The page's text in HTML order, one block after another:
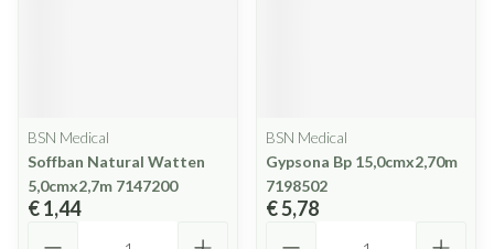
BSN Medical
Soffban Natural Watten
5,0cmx2,7m 7147200
€ 1,44
BSN Medical
Gypsona Bp 15,0cmx2,70m
7198502
€ 5,78